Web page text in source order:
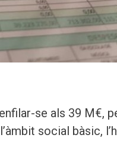
se als 39 M€,
social bàsic,